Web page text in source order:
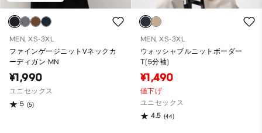
MEN, XS-3XL
ファインゲージニットVネックカ
ーディガン MN
¥1,990
ユニセックス
5 (5)
MEN, XS-3XL
ウォッシャブルニットボーダー
T(5分袖)
¥1,490
値下げ
ユニセックス
4.5 (44)